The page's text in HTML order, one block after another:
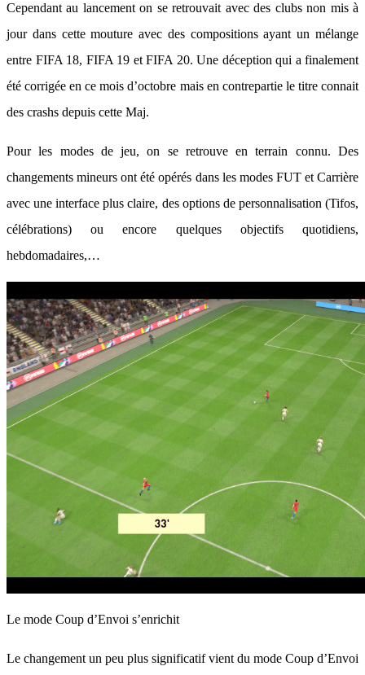
Cependant au lancement on se retrouvait avec des clubs non mis à
jour dans cette mouture avec des compositions ayant un mélange
entre FIFA 18, FIFA 19 et FIFA 20. Une déception qui a finalement
été corrigée en ce mois d’octobre mais en contrepartie le titre connait
des crashs depuis cette Maj.
Pour les modes de jeu, on se retrouve en terrain connu. Des
changements mineurs ont été opérés dans les modes FUT et Carrière
avec une interface plus claire, des options de personnalisation (Tifos,
célébrations) ou encore quelques objectifs quotidiens,
hebdomadaires,…
Le mode Coup d’Envoi s’enrichit
Le changement un peu plus significatif vient du mode Coup d’Envoi